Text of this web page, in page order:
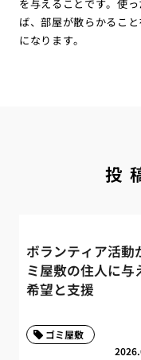
を与えることです。使
ば、部屋が散らかるこ
になります。
投
ボランティア活動
ミ屋敷の住人に与
希望と支援
ゴミ屋敷